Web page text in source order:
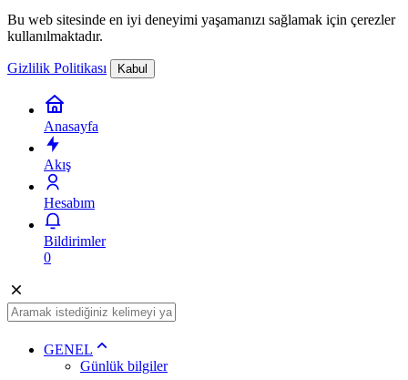
Bu web sitesinde en iyi deneyimi yaşamanızı sağlamak için çerezler
kullanılmaktadır.
Gizlilik Politikası Kabul
Anasayfa
Akış
Hesabım
Bildirimler
0
GENEL
Günlük bilgiler